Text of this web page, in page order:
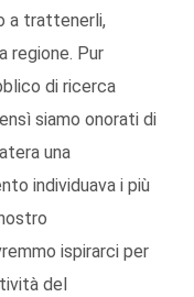
a trattenerli,
regione. Pur
di ricerca
siamo onorati di
una
individuava i più
ispirarci per
del